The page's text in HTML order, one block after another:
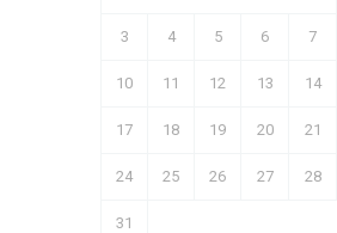
3 4 5 6 7
10 11 12 13 14
17 18 19 20 21
24 25 26 27 28
31